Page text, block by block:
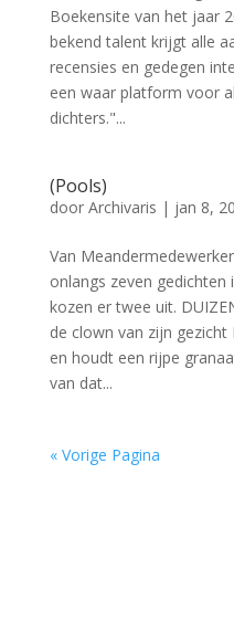
Boekensite van het jaar
bekend talent krijgt alle
recensies en gedegen
een waar platform voor
dichters."...
(Pools)
door Archivaris | jan 8,
Van
onlangs zeven gedichten
kozen er twee uit.
de clown van zijn
en houdt een rijpe
van dat...
« Vorige Pagina